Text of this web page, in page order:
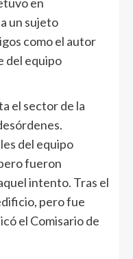
un sujeto
como el autor
del equipo
el sector de la
del equipo
fueron
intento. Tras el
pero fue
el Comisario de